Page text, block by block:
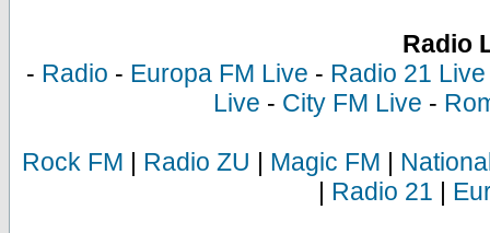
Radio
- Radio - Europa FM Live - Radio 21 Live
Live - City FM Live -
Rock FM | Radio ZU | Magic FM |
| Radio 21 |